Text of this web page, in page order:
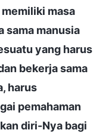
masa
sama manusia
yang harus
bekerja sama
harus
pemahaman
diri-Nya bagi